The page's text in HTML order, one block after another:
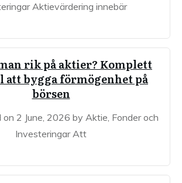
Aktievärdering innebär
rik på aktier? Komplett
att bygga förmögenhet på
börsen
2 June, 2026 by Aktie, Fonder och
Investeringar Att